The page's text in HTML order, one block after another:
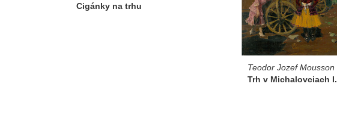
Cigánky na trhu
Teodor Jozef Mousson
Trh v Michalovciach I.